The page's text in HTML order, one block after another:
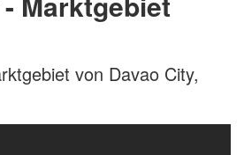
von Davao City,